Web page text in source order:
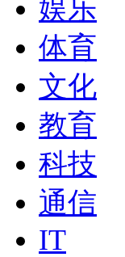
娱乐
体育
文化
教育
科技
通信
IT